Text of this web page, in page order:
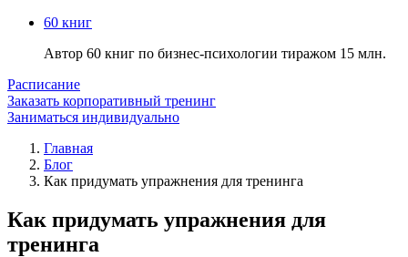
60 книг
Автор 60 книг по бизнес-психологии тиражом 15 млн.
Расписание
Заказать корпоративный тренинг
Заниматься индивидуально
Главная
Блог
Как придумать упражнения для тренинга
Как придумать упражнения для
тренинга